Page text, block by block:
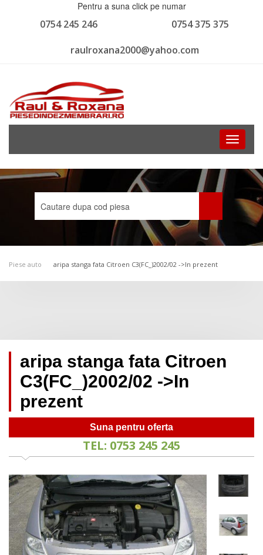
Pentru a suna click pe numar
0754 375 375
0754 245 246
raulroxana2000@yahoo.com
Toggle
Piese auto aripa stanga fata Citroen C3(FC_)2002/02 ->In prezent
aripa stanga fata Citroen
C3(FC_)2002/02 ->In
prezent
Suna pentru oferta
TEL: 0753 245 245